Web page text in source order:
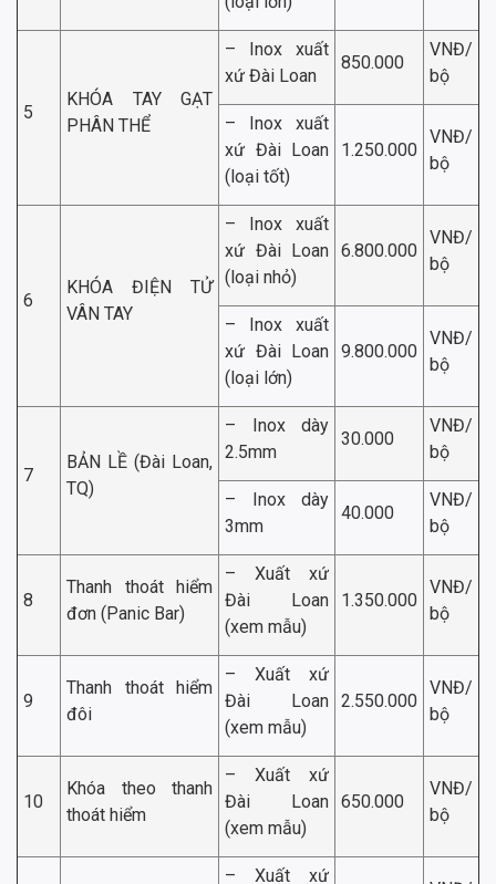
5
KHÓA TAY GẠT
PHÂN THỂ
– Inox xuất
xứ Đài Loan
850.000
VNĐ/
bộ
– Inox xuất
xứ Đài Loan
(loại tốt)
1.250.000
VNĐ/
bộ
6
KHÓA ĐIỆN TỬ
VÂN TAY
– Inox xuất
xứ Đài Loan
(loại nhỏ)
6.800.000
VNĐ/
bộ
– Inox xuất
xứ Đài Loan
(loại lớn)
9.800.000
VNĐ/
bộ
7
BẢN LỀ (Đài Loan,
TQ)
– Inox dày
2.5mm
30.000
VNĐ/
bộ
– Inox dày
3mm
40.000
VNĐ/
bộ
8
Thanh thoát hiểm
đơn (Panic Bar)
– Xuất xứ
Đài Loan
(xem mẫu)
1.350.000
VNĐ/
bộ
9
Thanh thoát hiểm
đôi
– Xuất xứ
Đài Loan
(xem mẫu)
2.550.000
VNĐ/
bộ
10
Khóa theo thanh
thoát hiểm
– Xuất xứ
Đài Loan
(xem mẫu)
650.000
VNĐ/
bộ
– Xuất xứ